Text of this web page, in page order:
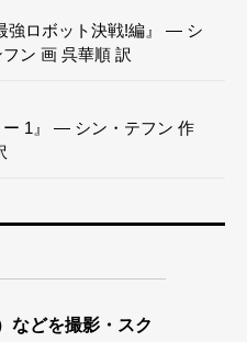
強ロボット決戦!編』 — シ
ン 画 呉華順 訳
ー 1』 — シン・テフン 作
などを撮影・スク